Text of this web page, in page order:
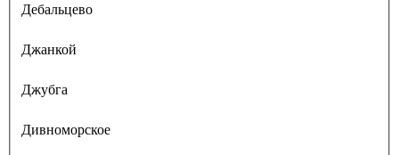
Дебальцево
Джанкой
Джубга
Дивноморское